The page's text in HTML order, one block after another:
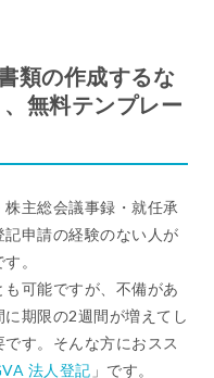
類の作成するな
無料テンプレー
主総会議事録・就任承
申請の経験のない人が
。
可能ですが、不備があ
期限の2週間が増えてし
す。そんな方におスス
法人登記 」です。